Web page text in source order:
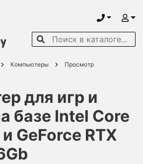
Компьютеры
Просмотр
для игр и
базе Intel Core
GeForce RTX